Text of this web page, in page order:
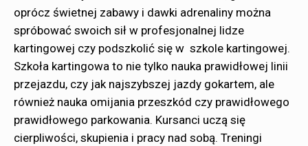
oprócz świetnej zabawy i dawki adrenaliny można
spróbować swoich sił w profesjonalnej lidze
kartingowej czy podszkolić się w szkole kartingowej.
Szkoła kartingowa to nie tylko nauka prawidłowej linii
przejazdu, czy jak najszybszej jazdy gokartem, ale
również nauka omijania przeszkód czy prawidłowego
prawidłowego parkowania. Kursanci uczą się
cierpliwości, skupienia i pracy nad sobą. Treningi